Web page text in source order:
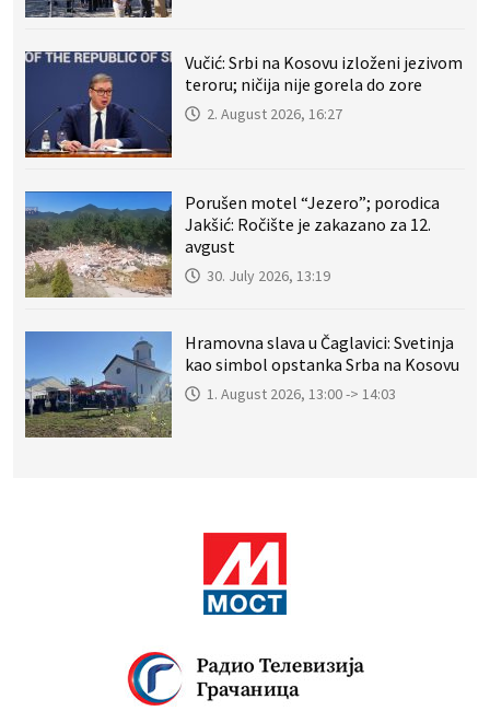
Vučić: Srbi na Kosovu izloženi jezivom
teroru; ničija nije gorela do zore
2. August 2026, 16:27
Porušen motel “Jezero”; porodica
Jakšić: Ročište je zakazano za 12.
avgust
30. July 2026, 13:19
Hramovna slava u Čaglavici: Svetinja
kao simbol opstanka Srba na Kosovu
1. August 2026, 13:00 -> 14:03